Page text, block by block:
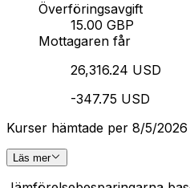
Överföringsavgift
15.00 GBP
Mottagaren får
26,316.24 USD
-347.75 USD
Kurser hämtade per 8/5/2026
Läs mer